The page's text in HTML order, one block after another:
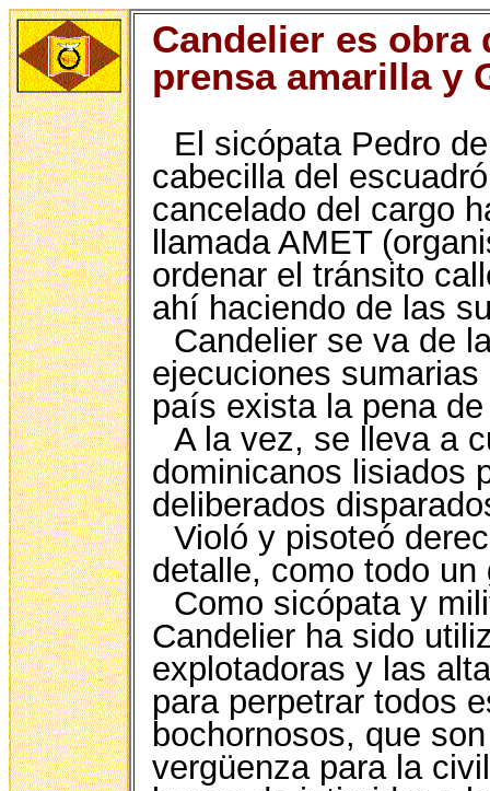
Candelier es obra
prensa amarilla y
El sicópata Pedro
cabecilla del
cancelado del cargo
llamada AMET
ordenar el tránsito
ahí haciendo de las
Candelier se va de
ejecuciones
país exista la pena
A la vez, se lleva a
dominicanos lisiados
deliberados
Violó y pisoteó
detalle, como todo
Como sicópata y
Candelier ha sido
explotadoras y las
para perpetrar todos
bochornosos, que
vergüenza para la